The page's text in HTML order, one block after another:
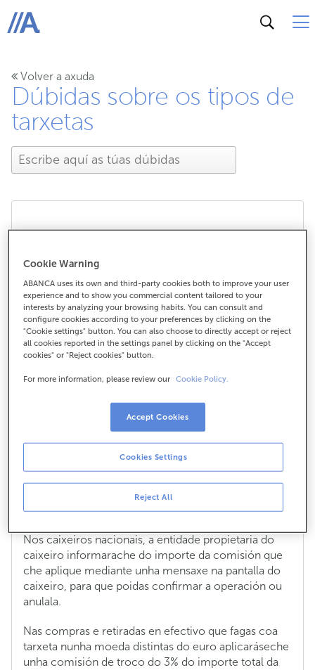
ABANCA
Volver a axuda
Dúbidas sobre os tipos de
tarxetas
VISA Ouro?
Canto me custa unha VISA Ouro?
A túaVISA Ouroten un custo anual de 75 € por
Cando retires diñeiro coa VISA Ouro, tanto en
caixeiros como en oficinas, cobraráseche unha
comisión con disposición a crédito do 4% do
importe retirado, cun mínimo de 4 €. Ao realizares
as retiradas de efectivo noutras entidades, nacionais
e internacionais, cobraranche ademais a comisión
por disposición de efectivo que che aplique a
entidade propietaria do caixeiro.
Nos caixeiros nacionais, a entidade propietaria do
caixeiro informarache do importe da comisión que
che aplique mediante unha mensaxe na pantalla do
caixeiro, para que poidas confirmar a operación ou
anulala.
Nas compras e retiradas en efectivo que fagas coa
tarxeta nunha moeda distintas do euro aplicaráseche
unha comisión de troco do 3% do importe total da
Cookie Warning
ABANCA uses its own and third-party cookies both to improve your user
experience and to show you commercial content tailored to your
interests by analyzing your browsing habits. You can consult and
configure cookies according to your preferences by clicking on the
"Cookie settings" button. You can also choose to directly accept or reject
all cookies reported in the settings panel by clicking on the "Accept
cookies" or "Reject cookies" button.
For more information, please review our Cookie Policy.
Reject All
Cookies Settings
Accept Cookies